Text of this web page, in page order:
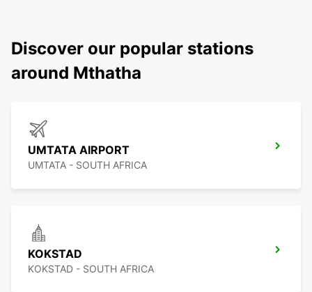
Discover our popular stations
around Mthatha
UMTATA AIRPORT
UMTATA - SOUTH AFRICA
KOKSTAD
KOKSTAD - SOUTH AFRICA